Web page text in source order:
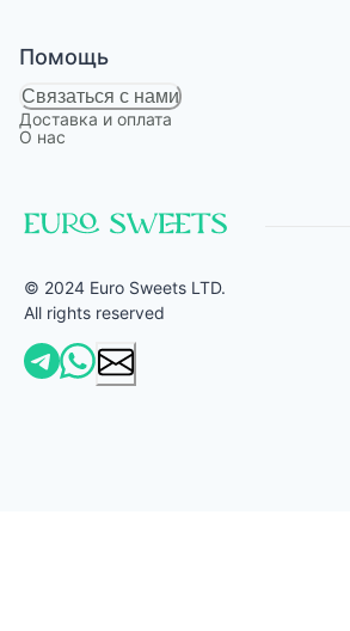
Помощь
Связаться с нами
Доставка и оплата
О нас
© 2024 Euro Sweets LTD.
All rights reserved